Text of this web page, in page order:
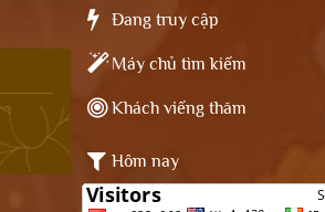
Đang truy cập
Máy chủ tìm kiếm
Khách viếng thăm
Hôm nay